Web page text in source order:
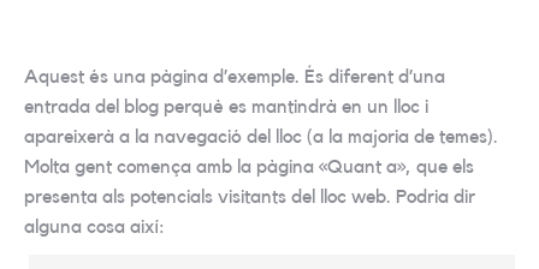
Aquest és una pàgina d’exemple. És diferent d’una
entrada del blog perquè es mantindrà en un lloc i
apareixerà a la navegació del lloc (a la majoria de temes).
Molta gent comença amb la pàgina «Quant a», que els
presenta als potencials visitants del lloc web. Podria dir
alguna cosa així: